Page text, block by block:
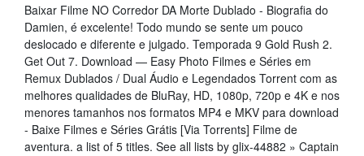
Baixar Filme NO Corredor DA Morte Dublado - Biografia do
Damien, é excelente! Todo mundo se sente um pouco
deslocado e diferente e julgado. Temporada 9 Gold Rush 2.
Get Out 7. Download — Easy Photo Filmes e Séries em
Remux Dublados / Dual Áudio e Legendados Torrent com as
melhores qualidades de BluRay, HD, 1080p, 720p e 4K e nos
menores tamanhos nos formatos MP4 e MKV para download
- Baixe Filmes e Séries Grátis [Via Torrents] Filme de
aventura. a list of 5 titles. See all lists by glix-44882 » Captain